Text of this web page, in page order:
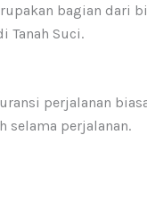
bagian dari
Tanah Suci.
perjalanan
selama perjalanan.